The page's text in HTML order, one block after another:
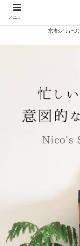
京都／片づ
メニュー